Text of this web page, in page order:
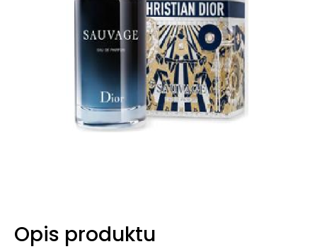
Opis produktu